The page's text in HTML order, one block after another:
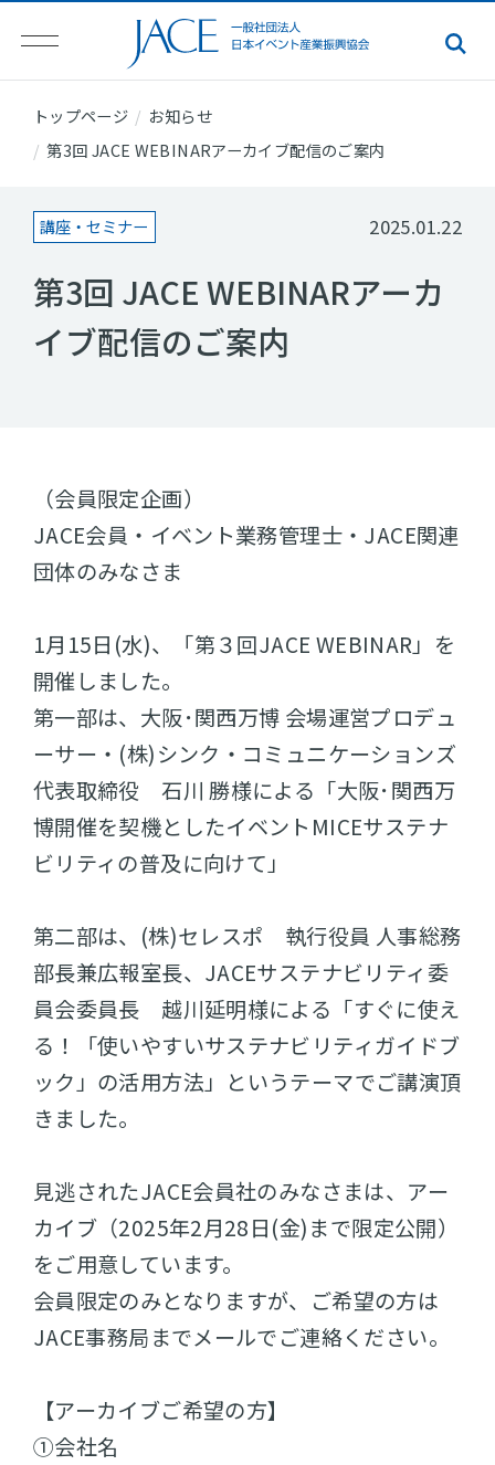
トップページ
お知らせ
第3回 JACE WEBINARアーカイブ配信のご案内
講座・セミナー 2025.01.22
第3回 JACE WEBINARアーカ
イブ配信のご案内
（会員限定企画）
JACE会員・イベント業務管理士・JACE関連
団体のみなさま
1月15日(水)、「第３回JACE WEBINAR」を
開催しました。
第一部は、大阪･関西万博 会場運営プロデュ
ーサー・(株)シンク・コミュニケーションズ
代表取締役 石川 勝様による「大阪･関西万
博開催を契機としたイベントMICEサステナ
ビリティの普及に向けて」
第二部は、(株)セレスポ 執行役員 人事総務
部長兼広報室長、JACEサステナビリティ委
員会委員長 越川延明様による「すぐに使え
る！「使いやすいサステナビリティガイドブ
ック」の活用方法」というテーマでご講演頂
きました。
見逃されたJACE会員社のみなさまは、アー
カイブ（2025年2月28日(金)まで限定公開）
をご用意しています。
会員限定のみとなりますが、ご希望の方は
JACE事務局までメールでご連絡ください。
【アーカイブご希望の方】
①会社名